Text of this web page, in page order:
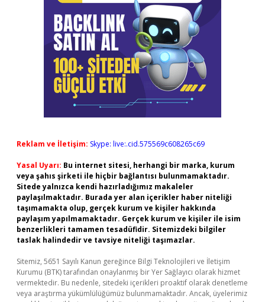
Reklam ve İletişim: Skype: live:.cid.575569c608265c69
Yasal Uyarı: Bu internet sitesi, herhangi bir marka, kurum
veya şahıs şirketi ile hiçbir bağlantısı bulunmamaktadır.
Sitede yalnızca kendi hazırladığımız makaleler
paylaşılmaktadır. Burada yer alan içerikler haber niteliği
taşımamakta olup, gerçek kurum ve kişiler hakkında
paylaşım yapılmamaktadır. Gerçek kurum ve kişiler ile isim
benzerlikleri tamamen tesadüfidir. Sitemizdeki bilgiler
taslak halindedir ve tavsiye niteliği taşımazlar.
Sitemiz, 5651 Sayılı Kanun gereğince Bilgi Teknolojileri ve İletişim
Kurumu (BTK) tarafından onaylanmış bir Yer Sağlayıcı olarak hizmet
vermektedir. Bu nedenle, sitedeki içerikleri proaktif olarak denetleme
veya araştırma yükümlülüğümüz bulunmamaktadır. Ancak, üyelerimiz